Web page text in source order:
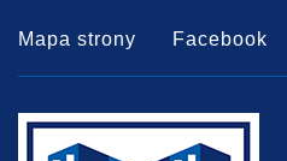
Mapa strony Facebook